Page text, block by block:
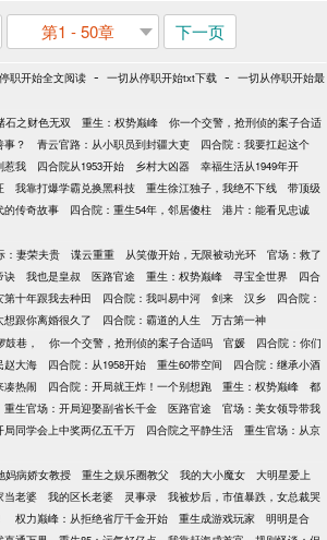
第1 - 50章 下一页
职开始全文阅读 - 一切从停职开始txt下载 - 一切从停职开始最
石之财色无双 重生：权势巅峰
你一个交警，抢刑侦的案子合适
？ 青云官路：从小职员到封疆大吏
四合院：我要扛起这个
惹我 四合院从1953开始 乡村大凶器
幸福生活从1949年开
我靠打爆学霸兑换黑科技 重生徐江独子，我绝不下线
带顶级
的传奇故事 四合院：重生54年，邻居傻柱
港片：能看见忠诚
：妻荣夫贵 谍云重重 从笑傲开始，无限被动光环
官场：救了
诀 我也是皇叔 医路官途 重生：权势巅峰 寻宝全世界
四合
第十年跟我去种田 四合院：我叫易中河 剑来 汉乡
四合院：
想跟你离婚很久了 四合院：霸道的人生 万古第一神
鼓巷， 你一个交警，抢刑侦的案子合适吗 官媛
四合院：你们
赵大海 四合院：从1958开始 重生60带空间
四合院：继承小酒
凑热闹 四合院：开局就王炸！一个别想跑 重生：权势巅峰
都
重生官场：开局迎娶副省长千金 医路官途
官场：美女领导带我
局同学会上中奖两亿五千万 四合院之平静生活
重生官场：从京
妈病娇女教授 重生之娱乐圈教父 我的大小魔女
大明星爱上
当老婆 我的区长老婆 灵事录
我被炒后，市值暴跌，女总裁哭
权力巅峰：从拒绝省厅千金开始 重生成游戏玩家
明明是合